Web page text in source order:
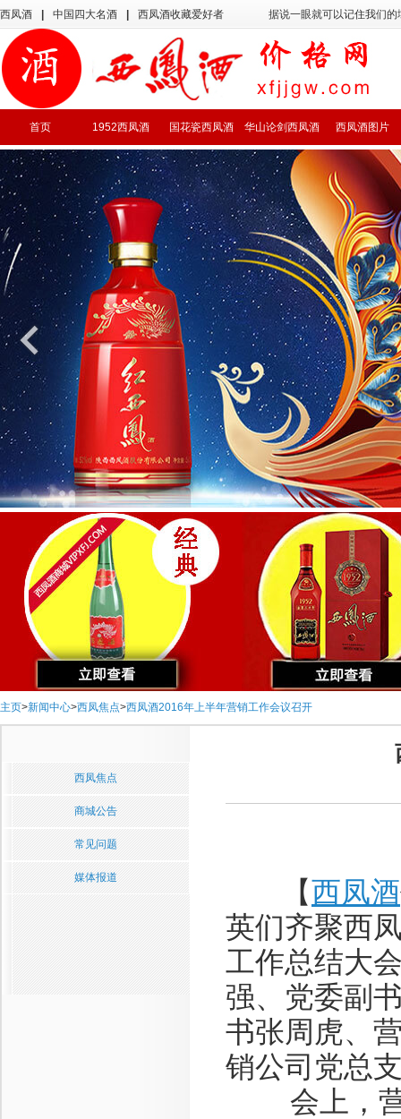
西凤酒 中国四大名酒 西凤酒收藏爱好者 据说一眼就可以记住我们
首页 1952西凤酒 国花瓷西凤酒 华山论剑西凤酒 西凤酒图片
主页>新闻中心>西凤焦点>西凤酒2016年上半年营销工作会议召开
西凤焦点
商城公告
常见问题
媒体报道 【西凤酒
英们齐聚西
工作总结大
强、党委副
书张周虎、
销公司党总
会上，营